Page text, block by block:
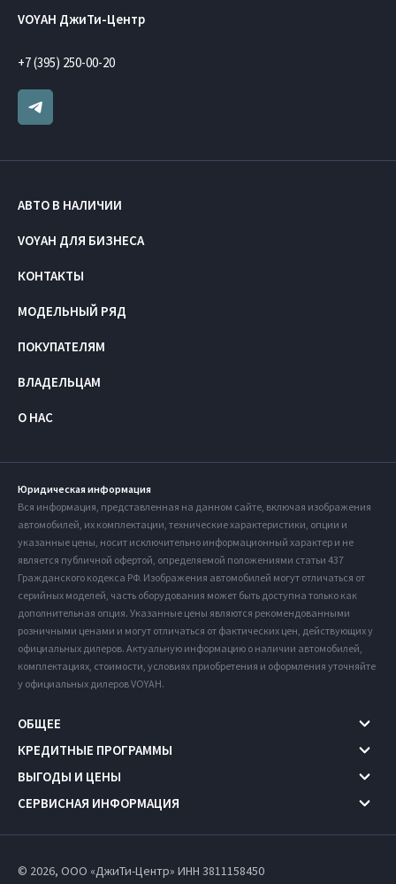
VOYAH ДжиТи-Центр
+7 (395) 250-00-20
АВТО В НАЛИЧИИ
VOYAH ДЛЯ БИЗНЕСА
КОНТАКТЫ
МОДЕЛЬНЫЙ РЯД
ПОКУПАТЕЛЯМ
ВЛАДЕЛЬЦАМ
О НАС
Юридическая информация
Вся информация, представленная на данном сайте, включая изображения
автомобилей, их комплектации, технические характеристики, опции и
указанные цены, носит исключительно информационный характер и не
является публичной офертой, определяемой положениями статьи 437
Гражданского кодекса РФ. Изображения автомобилей могут отличаться от
серийных моделей, часть оборудования может быть доступна только как
дополнительная опция. Указанные цены являются рекомендованными
розничными ценами и могут отличаться от фактических цен, действующих у
официальных дилеров. Актуальную информацию о наличии автомобилей,
комплектациях, стоимости, условиях приобретения и оформления уточняйте
у официальных дилеров VOYAH.
ОБЩЕЕ
КРЕДИТНЫЕ ПРОГРАММЫ
ВЫГОДЫ И ЦЕНЫ
СЕРВИСНАЯ ИНФОРМАЦИЯ
© 2026, ООО «ДжиТи-Центр» ИНН 3811158450